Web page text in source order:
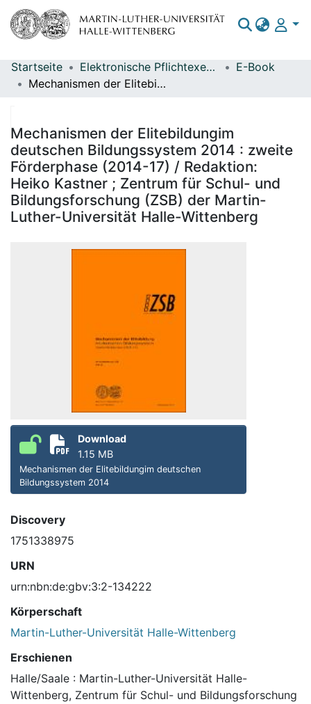
Bereiche & Sammlungen
Statistiken
Startseite Elektronische Pflichtexemplare
E-Book
Mechanismen der Elitebildungim deutschen Bildungssystem 2014 : zweite Förderphase (2014-17) / Redaktion: Heiko Kastner ; Zentrum für Schul- und Bildungsforschung (ZSB) der Martin-Luther-Universität Halle-Wittenberg
Mechanismen der Elitebildungim
deutschen Bildungssystem 2014 : zweite
Förderphase (2014-17) / Redaktion:
Heiko Kastner ; Zentrum für Schul- und
Bildungsforschung (ZSB) der Martin-
Luther-Universität Halle-Wittenberg
Download
1.15 MB
Mechanismen der Elitebildungim deutschen
Bildungssystem 2014
Discovery
1751338975
URN
urn:nbn:de:gbv:3:2-134222
Körperschaft
Martin-Luther-Universität Halle-Wittenberg
Erschienen
Halle/Saale : Martin-Luther-Universität Halle-
Wittenberg, Zentrum für Schul- und Bildungsforschung